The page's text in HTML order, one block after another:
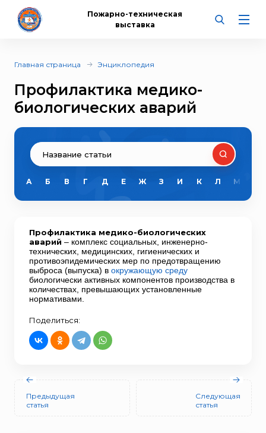
Пожарно-техническая
выставка
Главная страница Энциклопедия
Профилактика медико-
биологических аварий
А Б В Г Д Е Ж З И К Л М
Профилактика медико-биологических
аварий – комплекс социальных, инженерно-
технических, медицинских, гигиенических и
противоэпидемических мер по предотвращению
выброса (выпуска) в окружающую среду
биологически активных компонентов производства в
количествах, превышающих установленные
нормативами.
Поделиться:
Предыдущая
статья
Следующая
статья